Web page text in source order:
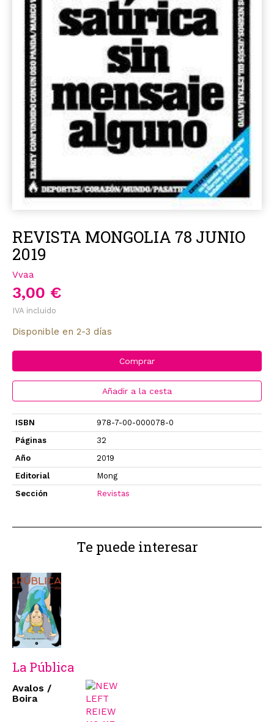
REVISTA MONGOLIA 78 JUNIO
2019
Vvaa
3,00 €
IVA incluido
Disponible en 2-3 días
Comprar
Añadir a la cesta
ISBN
978-7-00-000078-0
Páginas
32
Año
2019
Editorial
Mong
Sección
Revistas
Te puede interesar
La Pública
Avalos /
Boira